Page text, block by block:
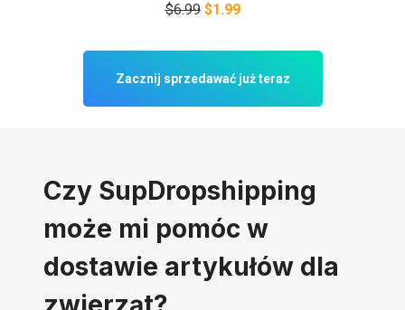
$6.99 $1.99
Zacznij sprzedawać już teraz
Czy SupDropshipping
może mi pomóc w
dostawie artykułów dla